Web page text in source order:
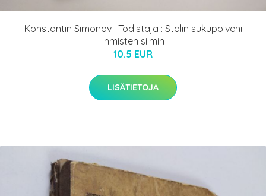
Konstantin Simonov : Todistaja : Stalin sukupolveni
ihmisten silmin
10.5 EUR
LISÄTIETOJA